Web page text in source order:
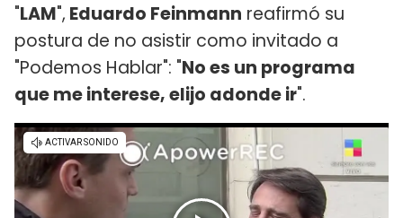
"LAM", Eduardo Feinmann reafirmó su
postura de no asistir como invitado a
"Podemos Hablar": "No es un programa
que me interese, elijo adonde ir".